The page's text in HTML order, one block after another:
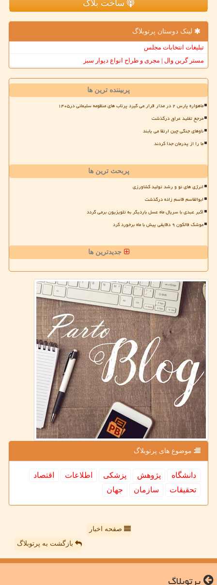
ساخت بلاگ
لینک دوستان پرتوبلاگ
تبلیغات انتخابات مجلس
مستر گرین وال | مجری و طراح انواع دیوار سبز
پربیننده ترین ها
ماهواره پارس ۲ در مدار قرار می گیرد پرتاب های منظومه سلیمانی در۱۴۰۵
مرجع تقلید عراق درگذشت
ناوهای جنگی چین ارتقا می یابند
ما را از پدرمان جدا کردند
پربحث ترین ها
انرژی های نو و رشد تولید کشاورزی
ابوالقاسم قاسم زاده درگذشت
اکبر عبدی با سریال ماه عسل باردیگر به تلویزیون برمی گردد
موشک فالکون ۹ دقایقی پیش با ماه برخورد کرد
جدیدترین ها
موضوع های پرتوبلاگ
دانشگاه پژوهش پزشكی اطلاعات
اقتصاد
تحقیقات
سازمان جهان
صفحه اخبار
بازگشت به پرتوبلاگ